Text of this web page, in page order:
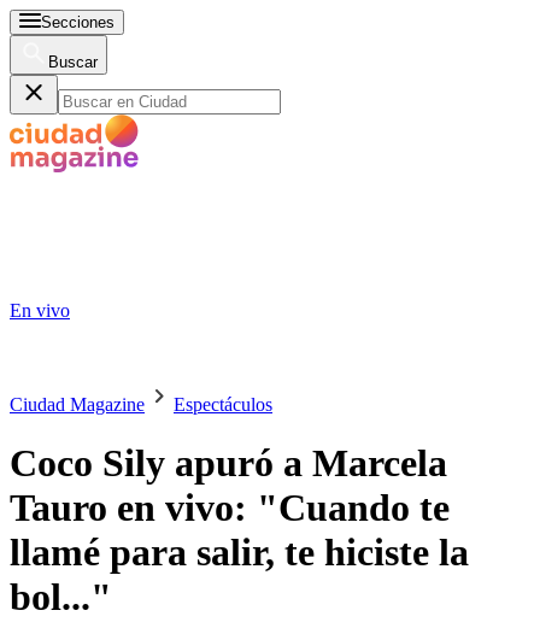
Secciones
Buscar
En vivo
Ciudad Magazine Espectáculos
Coco Sily apuró a Marcela
Tauro en vivo: "Cuando te
llamé para salir, te hiciste la
bol..."